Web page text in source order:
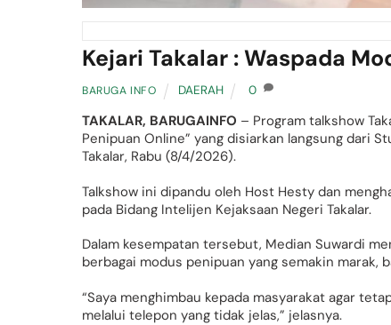
Kejari Takalar : Waspada
BARUGA INFO DAERAH 0
TAKALAR, BARUGAINFO – Program talkshow
Penipuan Online” yang disiarkan langsung dari
Takalar, Rabu (8/4/2026).
Talkshow ini dipandu oleh Host Hesty dan
pada Bidang Intelijen Kejaksaan Negeri Takalar.
Dalam kesempatan tersebut, Median Suwardi
berbagai modus penipuan yang semakin marak,
“Saya menghimbau kepada masyarakat agar
melalui telepon yang tidak jelas,” jelasnya.